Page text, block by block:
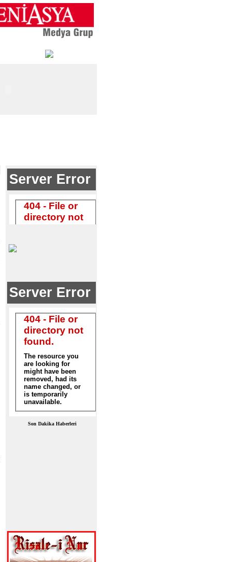
Son Dakika Haberleri